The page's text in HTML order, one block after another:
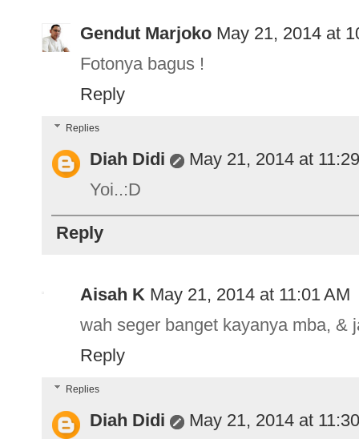
Gendut Marjoko May 21, 2014 at
Fotonya bagus !
Reply
Replies
Diah Didi
May 21, 2014 at
Yoi..:D
Reply
Aisah K May 21, 2014 at 11:01 AM
wah seger banget kayanya mba, &
Reply
Replies
Diah Didi
May 21, 2014 at